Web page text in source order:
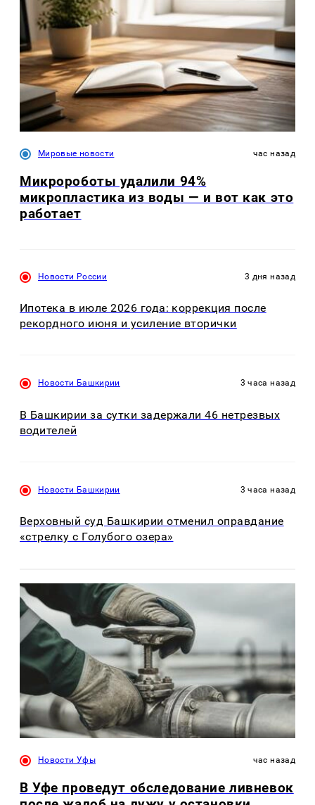
Мировые новости час назад
Микророботы удалили 94%
микропластика из воды — и вот как это
работает
Новости России 3 дня назад
Ипотека в июле 2026 года: коррекция после
рекордного июня и усиление вторички
Новости Башкирии 3 часа назад
В Башкирии за сутки задержали 46 нетрезвых
водителей
Новости Башкирии 3 часа назад
Верховный суд Башкирии отменил оправдание
«стрелку с Голубого озера»
Новости Уфы час назад
В Уфе проведут обследование ливневок